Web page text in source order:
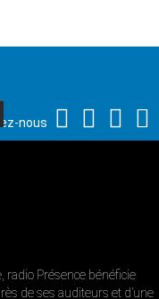
nous
radio Présence bénéficie
de ses auditeurs et d’une